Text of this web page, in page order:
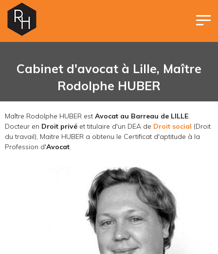
Cabinet d'avocat à Lille, Maître
Rodolphe HUBER
Maître Rodolphe HUBER est Avocat au Barreau de LILLE.
Docteur en Droit privé et titulaire d'un DEA de Droit social (Droit
du travail), Maitre HUBER a obtenu le Certificat d'aptitude à la
Profession d'Avocat.
Panneau de gestion des cookies